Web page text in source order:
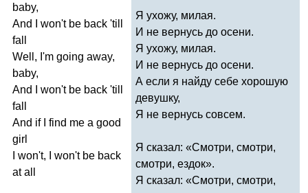
baby,
And
won't be back 'till
fall
Well , I'm going away,
baby,
And
won't be back 'till
fall
And if find me a good
girl
won't, won't be back
at all
Я ухожу, милая.
И не вернусь до осени.
Я ухожу, милая.
И не вернусь до осени.
А если я найду себе хорошую
девушку,
Я не вернусь совсем.
Я сказал: «Смотри, смотри,
смотри, ездок».
Я сказал: «Смотри, смотри,